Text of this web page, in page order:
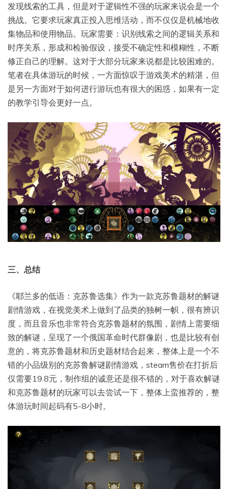
发现线索的工具，但是对于逻辑性不强的玩家来说会是一个
挑战。它要求玩家真正投入思维活动，而不仅仅是机械地收
集物品和使用物品。玩家需要：识别线索之间的逻辑关系和
时序关系，形成和检验假设，接受不确定性和模糊性，不断
修正自己的理解。这对于大部分玩家来说都是比较困难的。
笔者在具体游玩的时候，一方面惊叹于游戏美术的精湛，但
是另一方面对于如何进行游玩也有很大的困惑，如果有一定
的教学引导会更好一点。
三、总结
《耶兰多的低语：克苏鲁选集》作为一款克苏鲁题材的解谜
剧情游戏，在视觉美术上做到了品类的独树一帜，很有辨识
度，而且音乐也非常符合克苏鲁题材的氛围，剧情上需要细
致的解谜，呈现了一个俄国革命时代群像剧，也是比较有创
意的，将克苏鲁题材和历史题材结合起来，整体上是一个不
错的小品级别的克苏鲁解谜剧情游戏，steam售价在打折后
仅需要19.8元，制作组的诚意还是很不错的，对于喜欢解谜
和克苏鲁题材的玩家可以去尝试一下，整体上蛮推荐的，整
体游玩时间起码有5-8小时。